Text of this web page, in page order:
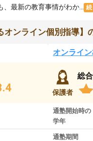
最新の教育事情がわか...
オンライン個別指導】
オンライ
保護者
総
通塾開始時の
学年
通塾期間